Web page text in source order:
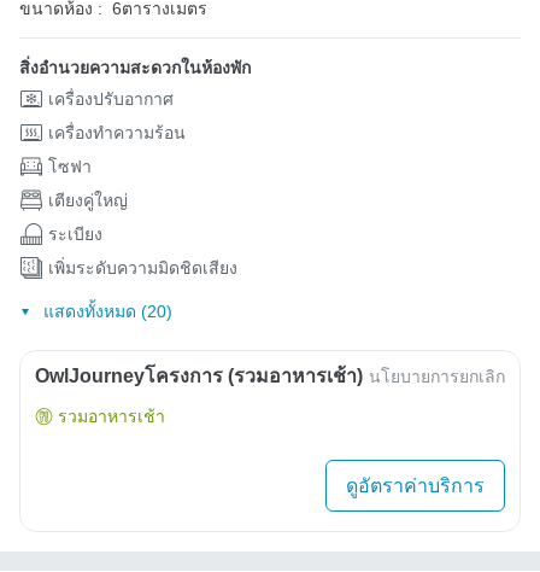
ขนาดห้อง : 6ตารางเมตร
สิ่งอำนวยความสะดวกในห้องพัก
เครื่องปรับอากาศ
เครื่องทำความร้อน
โซฟา
เตียงคู่ใหญ่
ระเบียง
เพิ่มระดับความมิดชิดเสียง
แสดงทั้งหมด (20)
OwlJourneyโครงการ (รวมอาหารเช้า) นโยบายการยกเลิก
รวมอาหารเช้า
ดูอัตราค่าบริการ